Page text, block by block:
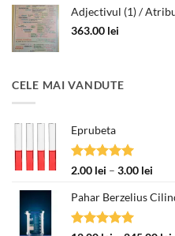
Adjectivul (1) /
363.00 lei
CELE MAI VANDUTE
Eprubeta
Evaluat la
2.00 lei – 3.00 lei
Pahar Berzelius